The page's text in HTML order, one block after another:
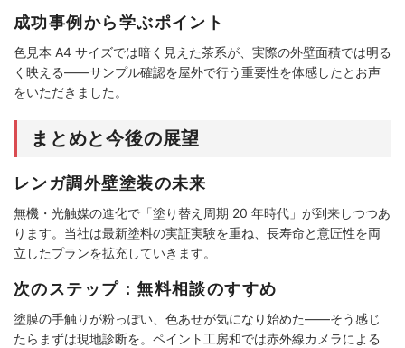
成功事例から学ぶポイント
色見本 A4 サイズでは暗く見えた茶系が、実際の外壁面積では明る
く映える――サンプル確認を屋外で行う重要性を体感したとお声
をいただきました。
まとめと今後の展望
レンガ調外壁塗装の未来
無機・光触媒の進化で「塗り替え周期 20 年時代」が到来しつつあ
ります。当社は最新塗料の実証実験を重ね、長寿命と意匠性を両
立したプランを拡充していきます。
次のステップ：無料相談のすすめ
塗膜の手触りが粉っぽい、色あせが気になり始めた――そう感じ
たらまずは現地診断を。ペイント工房和では赤外線カメラによる